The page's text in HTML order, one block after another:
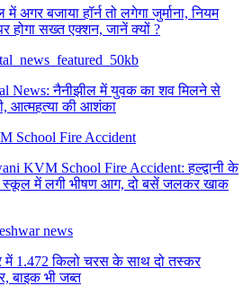
में अगर बजाया हॉर्न तो लगेगा जुर्माना, नियम
होगा सख्त एक्शन, जानें क्यों ?
News: नैनीझील में युवक का शव मिलने से
आत्महत्या की आशंका
KVM School Fire Accident: हल्द्वानी के
स्कूल में लगी भीषण आग, दो बसें जलकर खाक
में 1.472 किलो चरस के साथ दो तस्कर
बाइक भी जब्त